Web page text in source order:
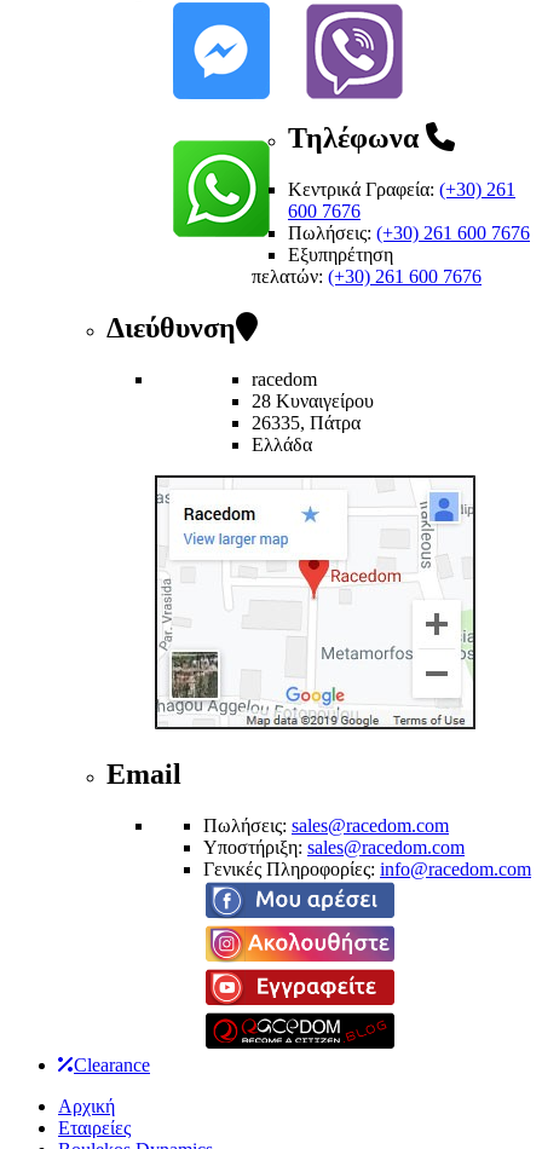
Τηλέφωνα
Κεντρικά Γραφεία: (+30) 261
600 7676
Πωλήσεις: (+30) 261 600 7676
Εξυπηρέτηση
πελατών: (+30) 261 600 7676
Διεύθυνση
racedom
28 Κυναιγείρου
26335, Πάτρα
Ελλάδα
Email
Πωλήσεις: sales@racedom.com
Υποστήριξη: sales@racedom.com
Γενικές Πληροφορίες: info@racedom.com
Clearance
Αρχική
Εταιρείες